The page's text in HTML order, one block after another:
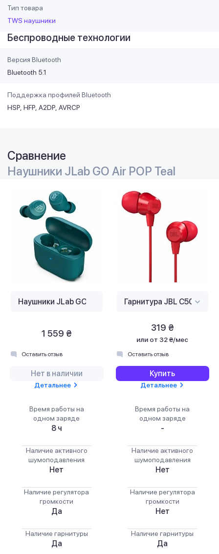
Тип товара
TWS наушники
Беспроводные технологии
Версия Bluetooth
Bluetooth 5.1
Поддержка профилей Bluetooth
HSP HFP A2DP AVRCP
Сравнение
Наушники JLab GO Air POP Teal
1 559 ₴
Оставить отзыв
Нет в наличии
Детальнее
Время работы на
одном заряде
8 ч
Наличие активного
шумоподавления
Нет
Наличие регулятора
громкости
Да
Наличие гарнитуры
Да
319 ₴
или от 32 ₴/мес
Оставить отзыв
Купить
Детальнее
Время работы на
одном заряде
-
Наличие активного
шумоподавления
Нет
Наличие регулятора
громкости
Нет
Наличие гарнитуры
Да